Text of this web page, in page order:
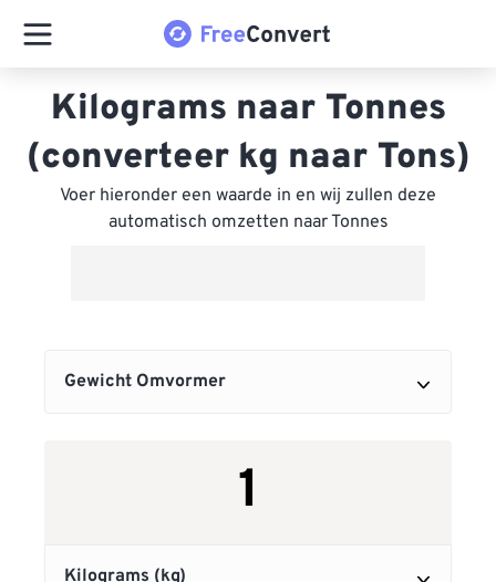
Kilograms naar Tonnes
(converteer kg naar Tons)
Voer hieronder een waarde in en wij zullen deze
automatisch omzetten naar Tonnes